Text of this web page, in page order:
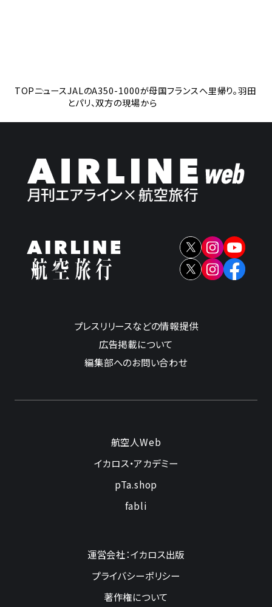
TOPニュースJALのA350-1000が母国フランスへ里帰り。羽田
とパリ、双方の現場から
プレスリリースなどの情報提供
広告掲載について
編集部へのお問い合わせ
航空人Web
イカロス・アカデミー
pTa.shop
fabli
運営会社：イカロス出版
プライバシーポリシー
著作権について